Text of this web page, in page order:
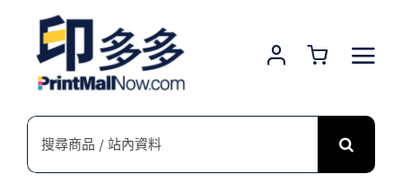
content
搜